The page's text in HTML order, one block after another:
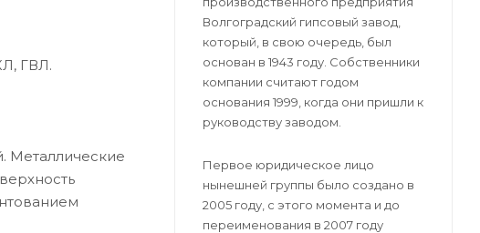
ГВЛ.
Металлические
Волгоградский гипсовый завод,
который, в свою очередь, был
основан в 1943 году. Собственники
компании считают годом
основания 1999, когда они пришли к
руководству заводом.
Первое юридическое лицо
нынешней группы было создано в
2005 году, с этого момента и до
переименования в 2007 году